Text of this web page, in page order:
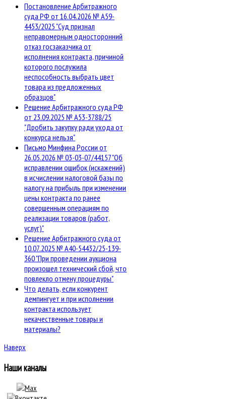
Постановление Арбитражного
суда РФ от 16.04.2026 № А59-
4453/2025 "Суд признал
неправомерным односторонний
отказ госзаказчика от
исполнения контракта, причиной
которого послужила
неспособность выбрать цвет
товара из предложенных
образцов"
Решение Арбитражного суда РФ
от 23.09.2025 № А53-3788/25
"Дробить закупку ради ухода от
конкурса нельзя"
Письмо Минфина России от
26.05.2026 № 03-03-07/44157 "Об
исправлении ошибок (искажений)
в исчислении налоговой базы по
налогу на прибыль при изменении
цены контракта по ранее
совершенным операциям по
реализации товаров (работ,
услуг)"
Решение Арбитражного суда от
10.07.2025 № А40-54432/25-139-
360 "При проведении аукциона
произошел технический сбой, что
повлекло отмену процедуры"
Что делать, если конкурент
демпингует и при исполнении
контракта использует
некачественные товары и
материалы?
Наверх
Наши каналы